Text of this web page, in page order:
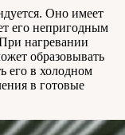
Оно имеет
его непригодным
нагревании
образовывать
его в холодном
в готовые